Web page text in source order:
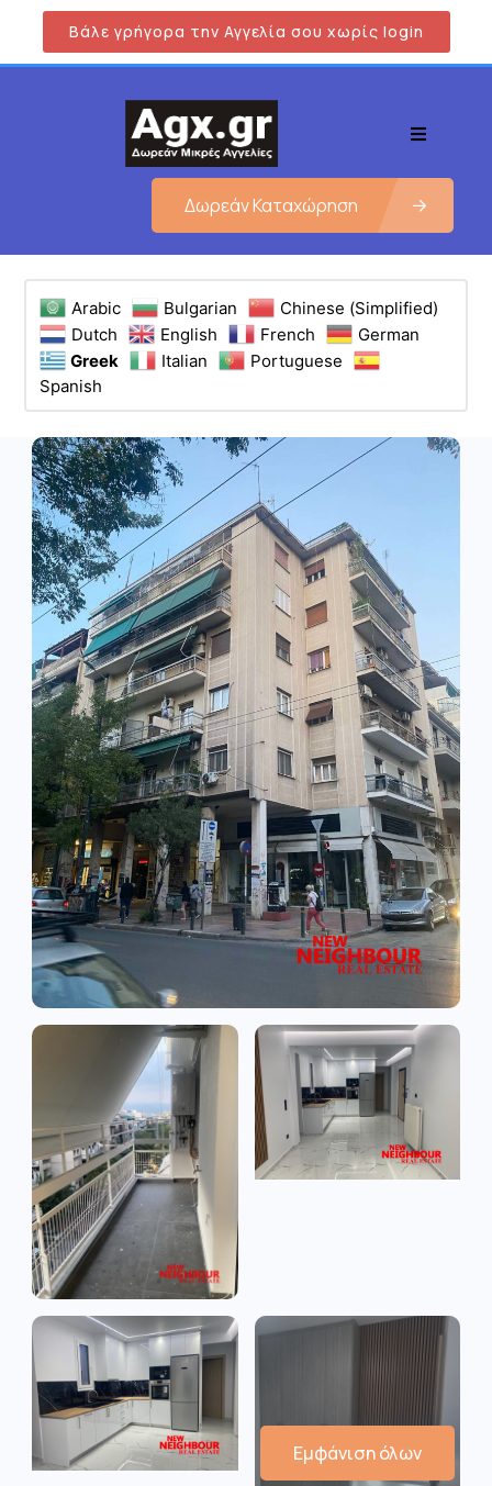
Βάλε γρήγορα την Αγγελία σου χωρίς login
Δωρεάν Καταχώρηση
Arabic Bulgarian
Chinese (Simplified)
Dutch
English French
German
Greek
Italian
Portuguese
Spanish
Εμφάνιση όλων